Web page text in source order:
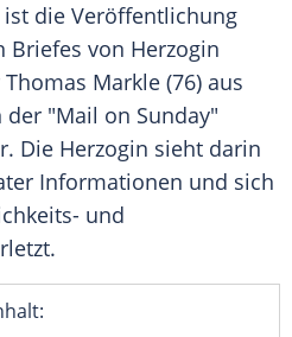
die Veröffentlichung
von Herzogin
Markle (76) aus
der "Mail on Sunday"
Die Herzogin sieht darin
Informationen und sich
und